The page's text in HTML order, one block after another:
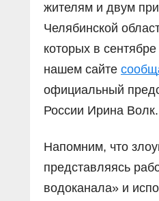
жителям и двум
Челябинской
которых в
нашем сайте
официальный
России Ирина Волк.
Напомним, что
представляясь
водоканала» и